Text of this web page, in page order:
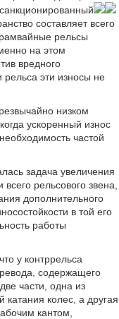
составляет всего
рельсы
на этом
вредного
рельса эти износы не
низком
ускоренный износ
частой
задача увеличения
рельсового звена,
дополнительного
в той его
работы
у контррельса
содержащего
части, одна из
катания колес, а другая
кантом,